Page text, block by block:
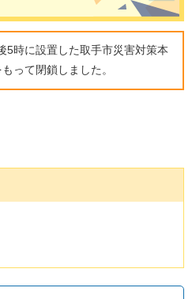
5時に設置した取手市災害対策本
って閉鎖しました。